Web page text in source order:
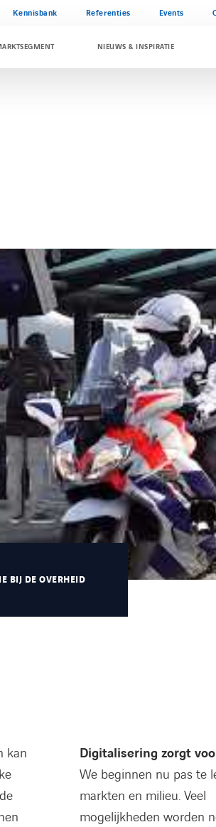
Kennisbank Referenties Events
NIEUWS & INSPIRATIE
BIJ DE OVERHEID
kan
Digitalisering zorgt
We beginnen nu pas te
markten en milieu. Veel
mogelijkheden worden